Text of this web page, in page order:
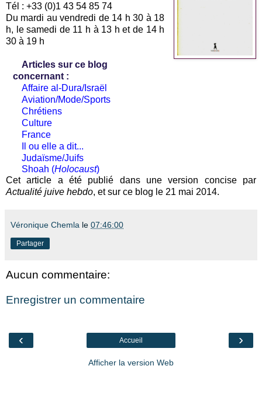
Tél : +33 (0)1 43 54 85 74
Du mardi au vendredi de 14 h 30 à 18
h, le samedi de 11 h à 13 h et de 14 h
30 à 19 h
Articles sur ce blog
concernant :
Affaire al-Dura/Israël
Aviation/Mode/Sports
Chrétiens
Culture
France
Il ou elle a dit...
Judaïsme/Juifs
Shoah (Holocaust)
Cet article a été publié dans une version concise par
Actualité juive hebdo, et sur ce blog le 21 mai 2014.
Véronique Chemla le 07:46:00
Partager
Aucun commentaire:
Enregistrer un commentaire
‹ ›
Accueil
Afficher la version Web